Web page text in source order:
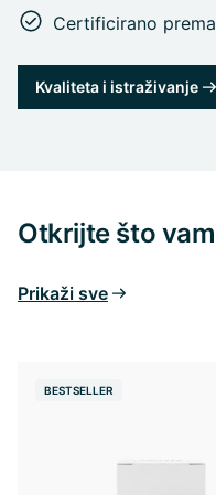
Certificirano
Kvaliteta i istraživanje
Otkrijte što
Prikaži sve
BESTSELLER